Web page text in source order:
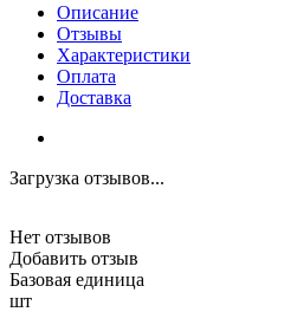
Описание
Отзывы
Характеристики
Оплата
Доставка
Загрузка отзывов...
Нет отзывов
Добавить отзыв
Базовая единица
шт